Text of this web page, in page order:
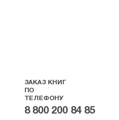
ЗАКАЗ КНИГ
ПО
ТЕЛЕФОНУ
8 800 200 84 85